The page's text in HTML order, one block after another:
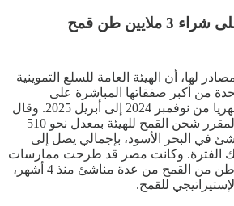
طن قمح
لها، أن الهيئة العامة للسلع التموينية
من أكبر صفقاتها المباشرة على
الإطلاق؛ لتوريد القمح شهريا من نوفمبر 2024 إلى أبريل 2025. وقال
مصدر لرويترز، أنه من المقرر شحن القمح للهيئة بمعدل نحو 510
في البحر الأسود، بإجمالي يصل إلى
تلك الفترة. وكانت مصر قد طرحت ممارسات
لإستيراد قرابة 4 ملايين طن من القمح من عدة مناشئ منذ 4 أشهر،
للقمح.